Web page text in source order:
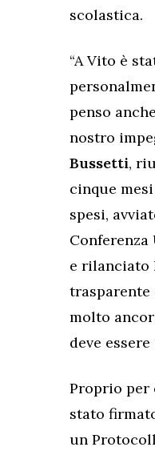
scolastica.
“A Vito è
penso
nostro
Bussetti,
cinque
spesi,
e rilanciato
molto
deve
Proprio per
stato
un